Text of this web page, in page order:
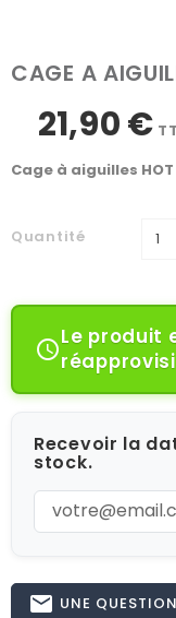
CAGE A
21,90 €
Cage à aiguilles HOT
Quantité
Le produit
Recevoir la
stock.
email UNE